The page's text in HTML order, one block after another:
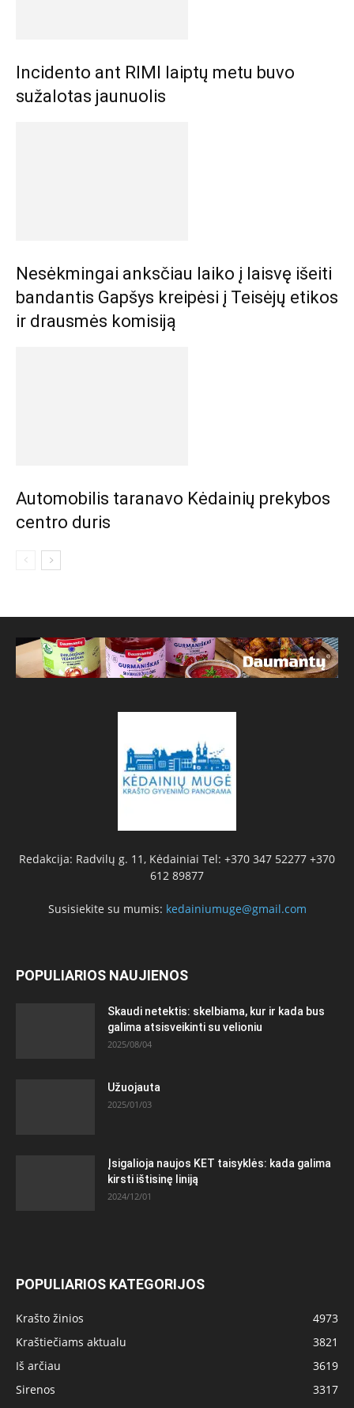
Incidento ant RIMI laiptų metu buvo
sužalotas jaunuolis
Nesėkmingai anksčiau laiko į laisvę išeiti
bandantis Gapšys kreipėsi į Teisėjų etikos
ir drausmės komisiją
Automobilis taranavo Kėdainių prekybos
centro duris
Redakcija: Radvilų g. 11, Kėdainiai Tel: +370 347 52277 +370
612 89877
Susisiekite su mumis: kedainiumuge@gmail.com
POPULIARIOS NAUJIENOS
Skaudi netektis: skelbiama, kur ir kada bus
galima atsisveikinti su velioniu
2025/08/04
Užuojauta
2025/01/03
Įsigalioja naujos KET taisyklės: kada galima
kirsti ištisinę liniją
2024/12/01
POPULIARIOS KATEGORIJOS
Krašto žinios
4973
Kraštiečiams aktualu
3821
Iš arčiau
3619
Sirenos
3317